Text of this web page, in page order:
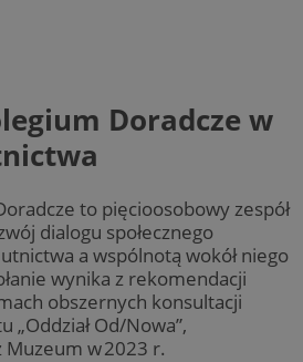
Doradcze w
to pięcioosobowy zespół
dialogu społecznego
a wspólnotą wokół niego
wynika z rekomendacji
obszernych konsultacji
„Oddział Od/Nowa”,
w 2023 r.